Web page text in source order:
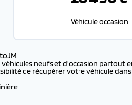
Véhicule occasion
véhicules neufs et d'occasion partout
de récupérer votre véhicule